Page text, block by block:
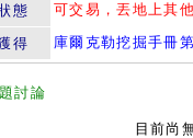
態
可交易，丟地上其
得 庫爾克勒挖掘手冊
討論
目前尚